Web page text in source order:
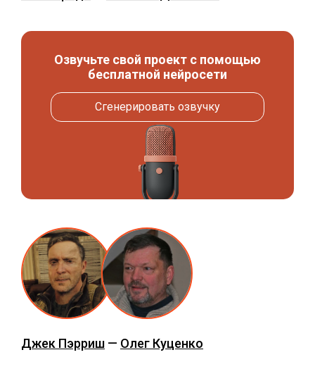
Озвучьте свой проект с помощью
бесплатной нейросети
Сгенерировать озвучку
Джек Пэрриш — Олег Куценко